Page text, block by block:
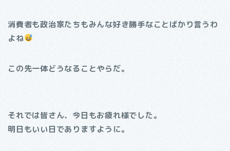
消費者も政治家たちもみんな好き勝手なことばかり言うわ
よね
この先一体どうなることやらだ。
それでは皆さん、今日もお疲れ様でした。
明日もいい日でありますように。